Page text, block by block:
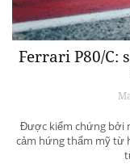
Ferrari P80/C:
Được kiểm chứng bởi
cảm hứng thẩm mỹ từ